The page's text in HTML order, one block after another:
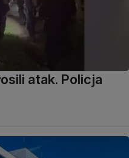
atak. Policja